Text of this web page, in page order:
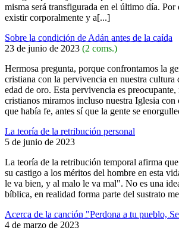
misma será transfigurada en el último día. Por
existir corporalmente y a[...]
Sobre la condición de Adán antes de la caída
23 de junio de 2023 (2 coms.)
Hermosa pregunta, porque confrontamos la
cristiana con la pervivencia en nuestra cultura
edad de oro. Esta pervivencia es preocupante,
cristianos miramos incluso nuestra Iglesia con
que había fe, antes sí que la gente se
La teoría de la retribución personal
5 de junio de 2023
La teoría de la retribución temporal afirma
su castigo a los méritos del hombre en esta
le va bien, y al malo le va mal". No es una
bíblica, en realidad forma parte del sustrato
Acerca de la canción "Perdona a tu pueblo,
4 de marzo de 2023